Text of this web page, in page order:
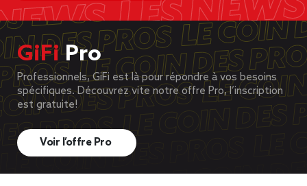
GiFiPro
Professionnels, GiFi est là pour répondre à vos besoins
spécifiques. Découvrez vite notre offre Pro, l’inscription
est gratuite!
Voir l’offre Pro